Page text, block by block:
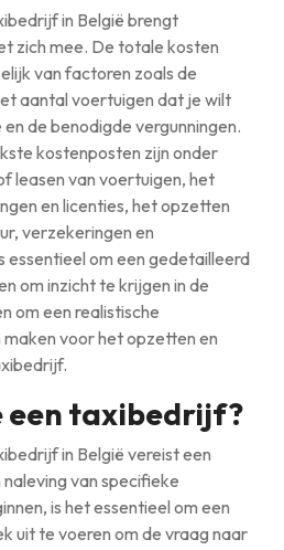
in België brengt
zich mee. De totale kosten
van factoren zoals de
aantal voertuigen dat je wilt
de benodigde vergunningen.
kostenposten zijn onder
leasen van voertuigen, het
en licenties, het opzetten
verzekeringen en
essentieel om een gedetailleerd
om inzicht te krijgen in de
om een realistische
voor het opzetten en
een taxibedrijf?
in België vereist een
van specifieke
is het essentieel om een
uit te voeren om de vraag naar